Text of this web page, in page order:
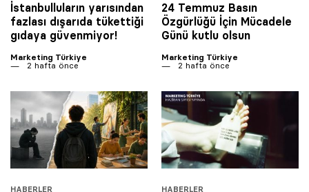
İstanbulluların yarısından
fazlası dışarıda tükettiği
gıdaya güvenmiyor!
Marketing Türkiye
2 hafta önce
24 Temmuz Basın
Özgürlüğü İçin Mücadele
Günü kutlu olsun
Marketing Türkiye
2 hafta önce
HABERLER HABERLER